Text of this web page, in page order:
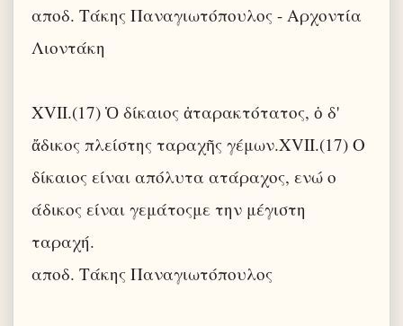
αποδ. Τάκης Παναγιωτόπουλος - Αρχοντία
Λιοντάκη
XVII.(17) Ὁ δίκαιος ἀταρακτότατος, ὁ δ'
ἄδικος πλείστης ταραχῆς γέμων.XVII.(17) Ο
δίκαιος είναι απόλυτα ατάραχος, ενώ ο
άδικος είναι γεμάτοςμε την μέγιστη
ταραχή.
αποδ. Τάκης Παναγιωτόπουλος